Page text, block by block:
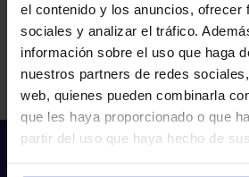
el contenido y los anuncios, ofrecer
sociales y analizar el tráfico.
información sobre el uso que haga
nuestros partners de redes
web, quienes pueden combinarla
que les haya proporcionado o que
partir del uso que haya hecho de